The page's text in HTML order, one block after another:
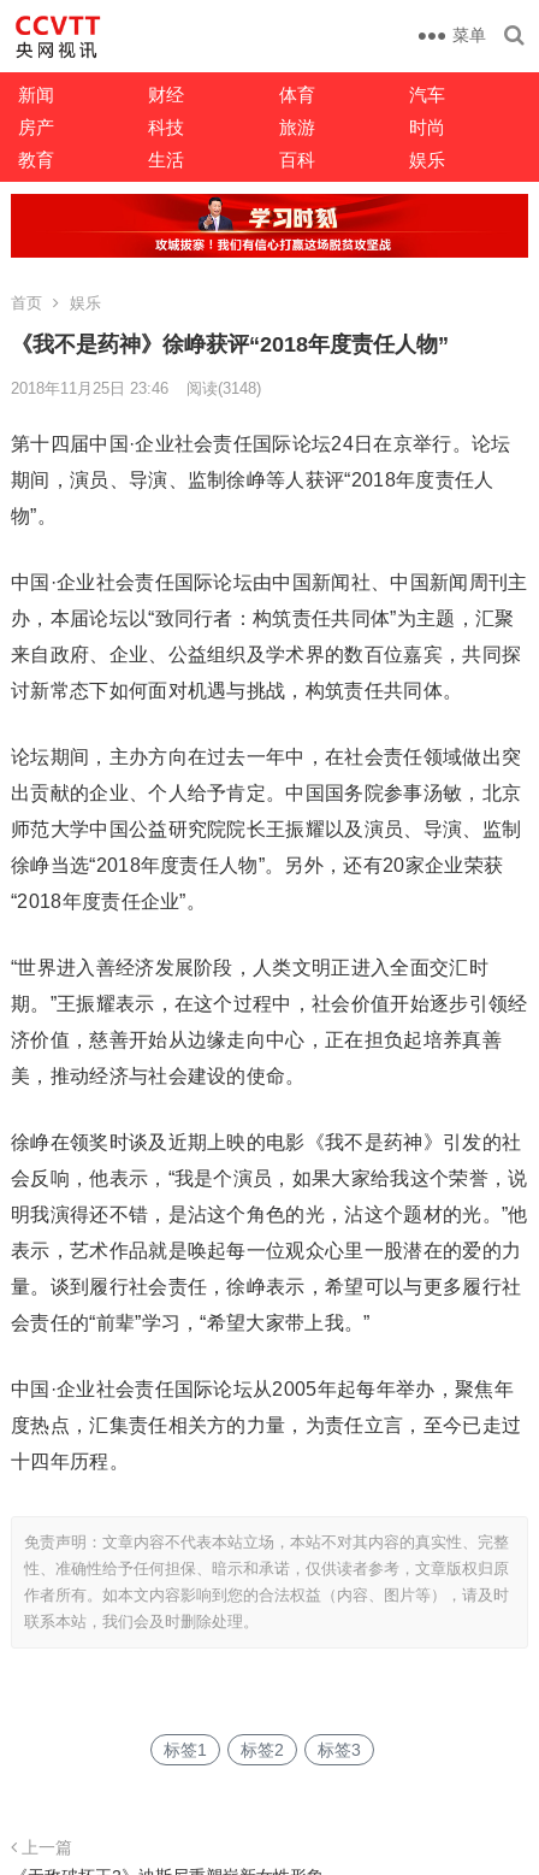
菜单
新闻 财经 体育
汽车
房产
科技 旅游
时尚
教育
生活 百科 娱乐
首页 娱乐
《我不是药神》徐峥获评“2018年度责任人物”
2018年11月25日 23:46 阅读(3148)
第十四届中国·企业社会责任国际论坛24日在京举行。论坛
期间，演员、导演、监制徐峥等人获评“2018年度责任人
物”。
中国·企业社会责任国际论坛由中国新闻社、中国新闻周刊主
办，本届论坛以“致同行者：构筑责任共同体”为主题，汇聚
来自政府、企业、公益组织及学术界的数百位嘉宾，共同探
讨新常态下如何面对机遇与挑战，构筑责任共同体。
论坛期间，主办方向在过去一年中，在社会责任领域做出突
出贡献的企业、个人给予肯定。中国国务院参事汤敏，北京
师范大学中国公益研究院院长王振耀以及演员、导演、监制
徐峥当选“2018年度责任人物”。另外，还有20家企业荣获
“2018年度责任企业”。
“世界进入善经济发展阶段，人类文明正进入全面交汇时
期。”王振耀表示，在这个过程中，社会价值开始逐步引领经
济价值，慈善开始从边缘走向中心，正在担负起培养真善
美，推动经济与社会建设的使命。
徐峥在领奖时谈及近期上映的电影《我不是药神》引发的社
会反响，他表示，“我是个演员，如果大家给我这个荣誉，说
明我演得还不错，是沾这个角色的光，沾这个题材的光。”他
表示，艺术作品就是唤起每一位观众心里一股潜在的爱的力
量。谈到履行社会责任，徐峥表示，希望可以与更多履行社
会责任的“前辈”学习，“希望大家带上我。”
中国·企业社会责任国际论坛从2005年起每年举办，聚焦年
度热点，汇集责任相关方的力量，为责任立言，至今已走过
十四年历程。
免责声明：文章内容不代表本站立场，本站不对其内容的真实性、完整
性、准确性给予任何担保、暗示和承诺，仅供读者参考，文章版权归原
作者所有。如本文内容影响到您的合法权益（内容、图片等），请及时
联系本站，我们会及时删除处理。
标签1 标签2 标签3
上一篇